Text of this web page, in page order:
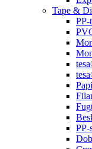
Tape &
PP-
PP-